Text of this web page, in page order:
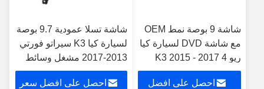
شاشة 9 بوصة نمط OEM
مع شاشة DVD لسيارة كيا
ريو 4 K3 2015 - 2017
Android Car Player
احصل على افضل
شاشة تسلا عمودية 9.7 بوصة
لسيارة كيا K3 سيراتو فورتي
2013-2017 مشغل وسائط
متعددة بنظام أندرويد للسيارة
احصل على افضل سعر